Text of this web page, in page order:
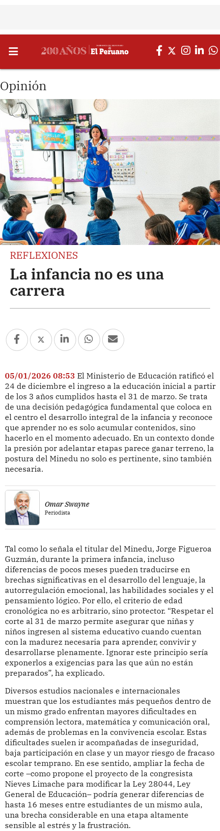
Opinión
REFLEXIONES
La infancia no es una
carrera
05/01/2026 08:53 El Ministerio de Educación ratificó el
24 de diciembre el ingreso a la educación inicial a partir
de los 3 años cumplidos hasta el 31 de marzo. Se trata
de una decisión pedagógica fundamental que coloca en
el centro el desarrollo integral de la infancia y reconoce
que aprender no es solo acumular contenidos, sino
hacerlo en el momento adecuado. En un contexto donde
la presión por adelantar etapas parece ganar terreno, la
postura del Minedu no solo es pertinente, sino también
necesaria.
Omar Swayne
Periodista
Tal como lo señala el titular del Minedu, Jorge Figueroa
Guzmán, durante la primera infancia, incluso
diferencias de pocos meses pueden traducirse en
brechas significativas en el desarrollo del lenguaje, la
autorregulación emocional, las habilidades sociales y el
pensamiento lógico. Por ello, el criterio de edad
cronológica no es arbitrario, sino protector. “Respetar el
corte al 31 de marzo permite asegurar que niñas y
niños ingresen al sistema educativo cuando cuentan
con la madurez necesaria para aprender, convivir y
desarrollarse plenamente. Ignorar este principio sería
exponerlos a exigencias para las que aún no están
preparados”, ha explicado.
Diversos estudios nacionales e internacionales
muestran que los estudiantes más pequeños dentro de
un mismo grado enfrentan mayores dificultades en
comprensión lectora, matemática y comunicación oral,
además de problemas en la convivencia escolar. Estas
dificultades suelen ir acompañadas de inseguridad,
baja participación en clase y un mayor riesgo de fracaso
escolar temprano. En ese sentido, ampliar la fecha de
corte –como propone el proyecto de la congresista
Nieves Limache para modificar la Ley 28044, Ley
General de Educación– podría generar diferencias de
hasta 16 meses entre estudiantes de un mismo aula,
una brecha considerable en una etapa altamente
sensible al estrés y la frustración.